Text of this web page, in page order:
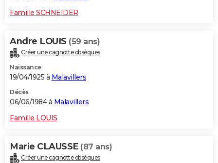
Famille SCHNEIDER
Andre LOUIS (59 ans)
Créer une cagnotte obsèques
Naissance
19/04/1925 à Malavillers
Décès
06/06/1984 à Malavillers
Famille LOUIS
Marie CLAUSSE (87 ans)
Créer une cagnotte obsèques